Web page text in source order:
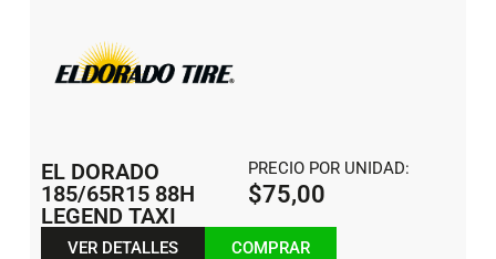
EL DORADO
185/65R15 88H
LEGEND TAXI
PRECIO POR UNIDAD:
$75,00
VER DETALLES COMPRAR